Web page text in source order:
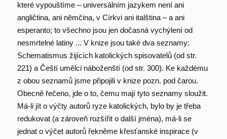
které vypouštíme – universálním jazykem není ani
angličtina, ani němčina, v Církvi ani italština – a ani
esperanto; to všechno jsou jen dočasná vychýlení od
nesmrtelné latiny ... V knize jsou také dva seznamy:
Schematismus žijících katolických spisovatelů (od str.
221) a Čeští umělci náboženští (od str. 300). Ke každému
z obou seznamů jsme připojili v knize pozn. pod čarou.
Obecně řečeno, jde o to, čemu mají tyto seznamy sloužit.
Má-li jít o výčty autorů ryze katolických, bylo by je třeba
redukovat (a zároveň rozšířit o další jména), má-li se
jednat o výčet autorů řekněme křesťanské inspirace (v